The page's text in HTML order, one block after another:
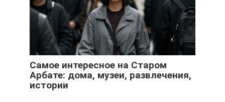
Самое интересное на Старом
Арбате: дома, музеи, развлечения,
истории